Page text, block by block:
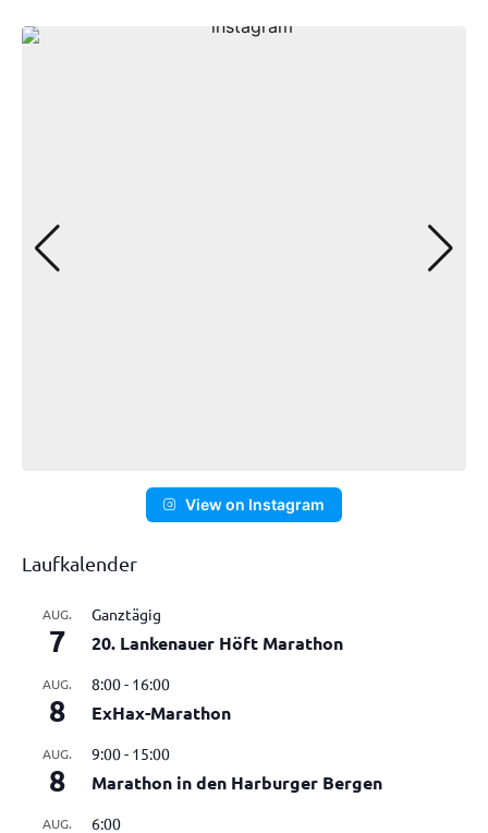
View on Instagram
Laufkalender
AUG.
7
Ganztägig
20. Lankenauer Höft Marathon
AUG.
8
8:00- 16:00
ExHax-Marathon
AUG.
8
9:00- 15:00
Marathon in den Harburger Bergen
AUG. 6:00